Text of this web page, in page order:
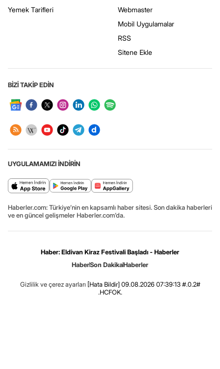
Yemek Tarifleri
Webmaster
Mobil Uygulamalar
RSS
Sitene Ekle
BİZİ TAKİP EDİN
UYGULAMAMIZI İNDİRİN
Haberler.com: Türkiye’nin en kapsamlı haber sitesi. Son dakika haberleri
ve en güncel gelişmeler Haberler.com’da.
Haber: Eldivan Kiraz Festivali Başladı - Haberler
HaberSon DakikaHaberler
Gizlilik ve çerez ayarları [Hata Bildir] 09.08.2026 07:39:13 #.0.2#
.HCFOK.